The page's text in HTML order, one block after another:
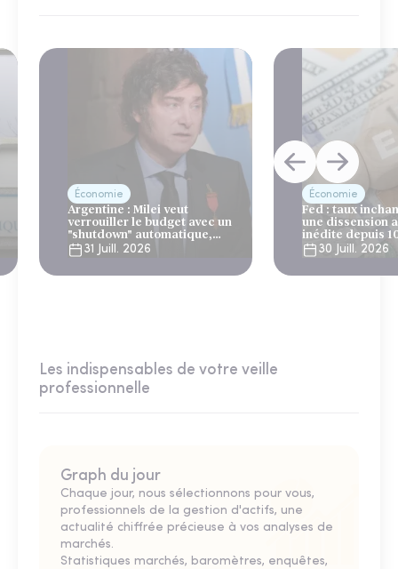
Économie
Argentine : Milei veut
verrouiller le budget avec un
"shutdown" automatique,
sous le regard bienveillant
du FMI
31 Juill. 2026
Économie
Fed : taux
une dissension
inédite depuis
30 Juill. 2026
Les indispensables de votre veille
professionnelle
Graph du jour
Chaque jour, nous sélectionnons pour vous,
professionnels de la gestion d'actifs, une
actualité chiffrée précieuse à vos analyses de
marchés.
Statistiques marchés, baromètres, enquêtes,